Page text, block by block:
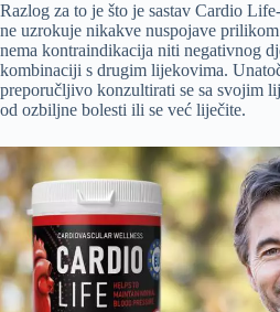
Razlog za to je što je sastav Cardio
ne uzrokuje nikakve nuspojave
nema kontraindikacija niti negativnog
kombinaciji s drugim lijekovima.
preporučljivo konzultirati se sa svojim
od ozbiljne bolesti ili se već liječite.